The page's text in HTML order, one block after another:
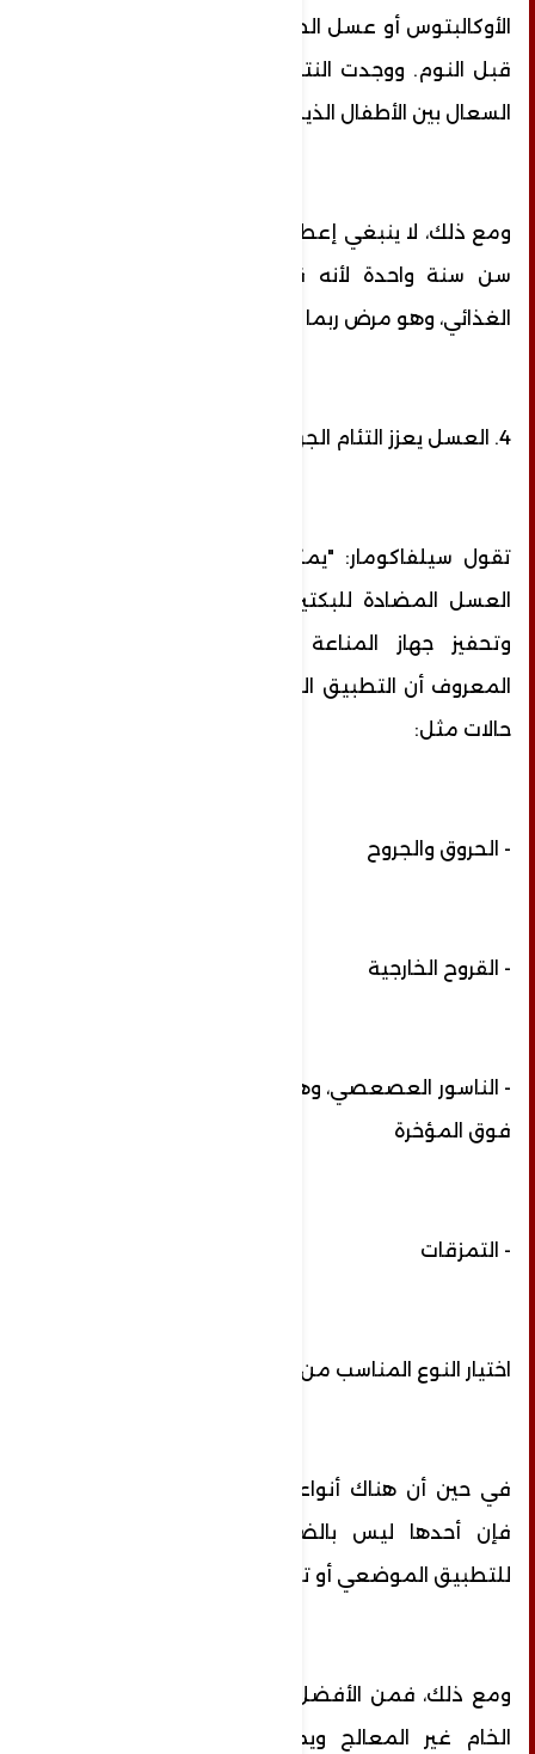
الأوكالبتوس أو عسل الحمضيات أو دواء وهمي
قبل النوم. ووجدت النتائج تحسنا ملحوظا في
السعال بين الأطفال الذين تناولوا العسل.
ومع ذلك، لا ينبغي إعطاء العسل للأطفال دون
سن سنة واحدة لأنه قد يؤدي إلى التسمم
الغذائي، وهو مرض ربما يكون مميتا.
4. العسل يعزز التئام الجروح
تقول سيلفاكومار: "يمكن أن تساعد خصائص
العسل المضادة للبكتيريا على منع الالتهابات
وتحفيز جهاز المناعة لتعزيز الشفاء". ومن
المعروف أن التطبيق الموضعي للعسل يعالج
حالات مثل:
- الحروق والجروح
- القروح الخارجية
- الناسور العصعصي، وهو ثقب يحدث في الجلد
فوق المؤخرة
- التمزقات
اختيار النوع المناسب من العسل
في حين أن هناك أنواعا متعددة من العسل،
فإن أحدها ليس بالضرورة أفضل من الآخر
للتطبيق الموضعي أو تناوله عن طريق الفم.
ومع ذلك، فمن الأفضل لصحتك اختيار العسل
الخام غير المعالج ويمكن شراؤه من متاجر